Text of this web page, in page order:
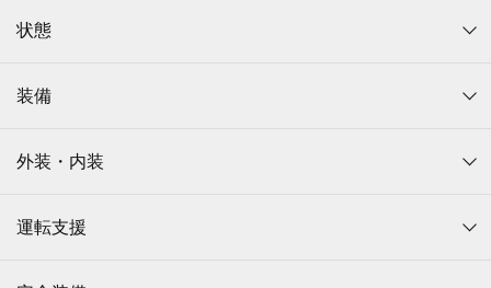
状態
装備
外装・内装
運転支援